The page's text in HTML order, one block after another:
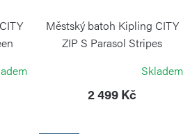
Městský batoh Kipling CITY
ZIP S Parasol Stripes
Skladem
2 499 Kč